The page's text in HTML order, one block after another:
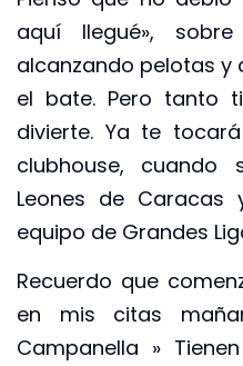
aquí llegué»,
alcanzando pelotas y
el bate. Pero tanto
divierte. Ya te
clubhouse,
Leones de
equipo de Grandes
Recuerdo que
en mis citas
Campanella »